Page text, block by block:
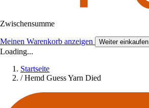
Zwischensumme
Meinen Warenkorb anzeigen Weiter einkaufen
Loading...
Startseite
/ Hemd Guess Yarn Died